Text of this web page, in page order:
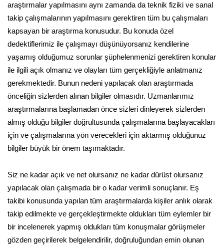
araştırmalar yapılmasını aynı zamanda da teknik fiziki ve sanal
takip çalışmalarının yapılmasını gerektiren tüm bu çalışmaları
kapsayan bir araştırma konusudur. Bu konuda özel
dedektiflerimiz ile çalışmayı düşünüyorsanız kendilerine
yaşamış olduğumuz sorunlar şüphelenmenizi gerektiren konular
ile ilgili açık olmanız ve olayları tüm gerçekliğiyle anlatmanız
gerekmektedir. Bunun nedeni yapılacak olan araştırmada
önceliğin sizlerden alınan bilgiler olmasıdır. Uzmanlarımız
araştırmalarına başlamadan önce sizleri dinleyerek sizlerden
almış olduğu bilgiler doğrultusunda çalışmalarına başlayacakları
için ve çalışmalarına yön verecekleri için aktarmış olduğunuz
bilgiler büyük bir önem taşımaktadır.
Siz ne kadar açık ve net olursanız ne kadar dürüst olursanız
yapılacak olan çalışmada bir o kadar verimli sonuçlanır. Eş
takibi konusunda yapılan tüm araştırmalarda kişiler anlık olarak
takip edilmekte ve gerçekleştirmekte oldukları tüm eylemler bir
bir incelenerek yapmış oldukları tüm konuşmalar görüşmeler
gözden geçirilerek belgelendirilir, doğruluğundan emin olunan